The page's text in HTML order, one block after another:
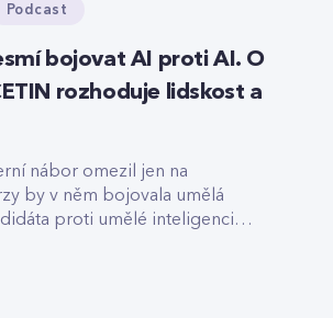
Podcast
bojovat AI proti AI. O
rozhoduje lidskost a
nábor omezil jen na
by v něm bojovala umělá
proti umělé inteligenci